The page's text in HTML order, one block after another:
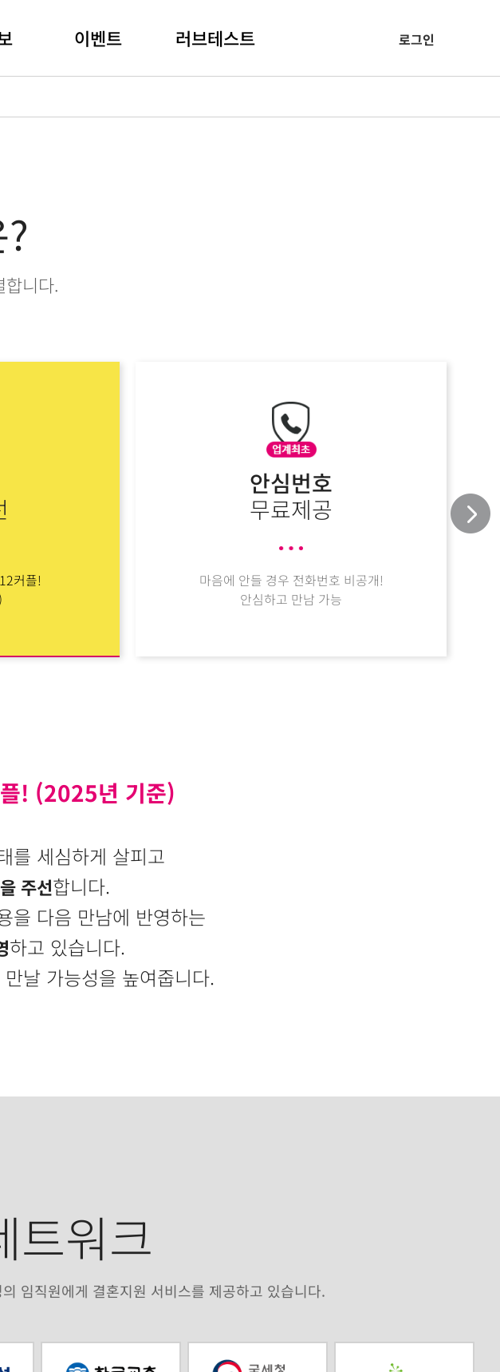
이벤트 러브테스트 로그인
니다.
커플!
안심번호
무료제공
마음에 안들 경우 전화번호 비공개!
안심하고 만남 가능
02
신원 인증팀
본사 신원 인증팀이 진행
전문직
전문직 라이선스
! (2025년 기준)
를 세심하게 살피고
주선합니다.
을 다음 만남에 반영하는
하고 있습니다.
날 가능성을 높여줍니다.
트워크
임직원에게 결혼지원 서비스를 제공하고 있습니다.